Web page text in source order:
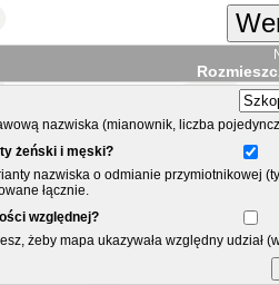
nazwiska (mianownik, liczba
żeński i męski?
nazwiska o odmianie przymiotnikowej
łącznie.
względnej?
żeby mapa ukazywała względny